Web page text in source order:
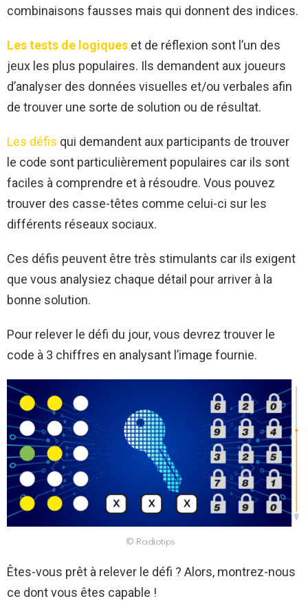
combinaisons fausses mais qui donnent des indices.
Les tests de logiques et de réflexion sont l’un des
jeux les plus populaires. Ils demandent aux joueurs
d’analyser des données visuelles et/ou verbales afin
de trouver une sorte de solution ou de résultat.
Les défis qui demandent aux participants de trouver
le code sont particulièrement populaires car ils sont
faciles à comprendre et à résoudre. Vous pouvez
trouver des casse-têtes comme celui-ci sur les
différents réseaux sociaux.
Ces défis peuvent être très stimulants car ils exigent
que vous analysiez chaque détail pour arriver à la
bonne solution.
Pour relever le défi du jour, vous devrez trouver le
code à 3 chiffres en analysant l’image fournie.
© Radiotips
Êtes-vous prêt à relever le défi ? Alors, montrez-nous
ce dont vous êtes capable !